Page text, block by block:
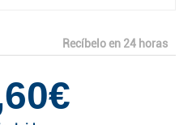
Recíbelo en 24 horas